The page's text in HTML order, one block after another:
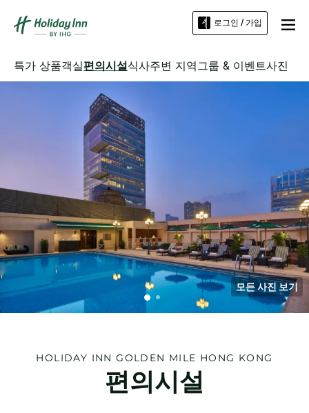
로그인 / 가입
특가 상품객실편의시설식사주변 지역그룹 & 이벤트사진
모든 사진 보기
HOLIDAY INN GOLDEN MILE HONG KONG
편의시설